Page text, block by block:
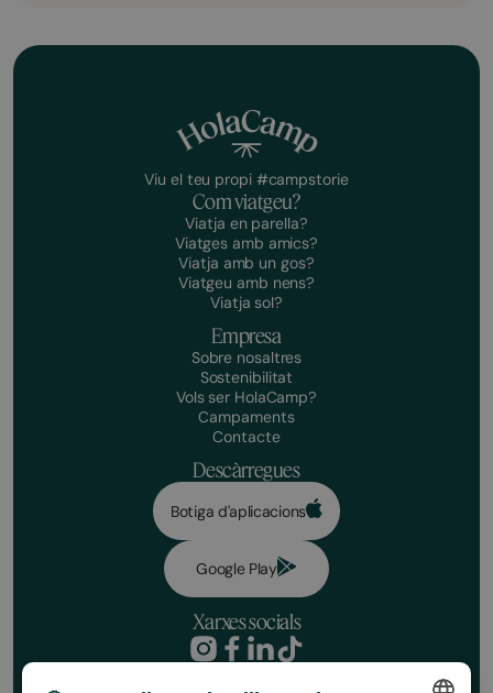
Viu el teu propi #campstorie
Com viatgeu?
Viatja en parella?
Viatges amb amics?
Viatja amb un gos?
Viatgeu amb nens?
Viatja sol?
Empresa
Sobre nosaltres
Sostenibilitat
Vols ser HolaCamp?
Campaments
Contacte
Descàrregues
Botiga d'aplicacions
Google Play
Xarxes socials